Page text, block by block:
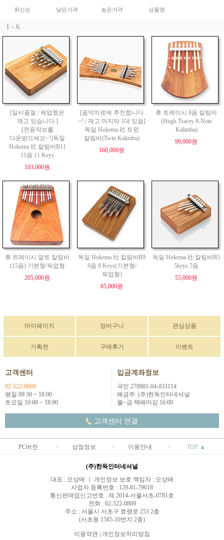
최신순 낮은가격 높은가격 상품명
1 - 6
[일시품절 / 픽업형은
재고 있습니다.]
[전용악보를
다운받으세요~!]독일
Hokema 社 칼림바B11
11음 11 Keys
103,000원
[음악치료에 추천합니다
~! / 재고 마지막 1대 있음]
독일 Hokema 社 트윈
칼림바(Twin Kalimba)
160,000원
휴 트레이시 8음 칼림바
(Hugh Tracey 8-Note
Kalimba)
99,000원
휴 트레이시 알토 칼림바
(15음) 기본형/픽업형
205,000원
독일 Hokema 社 칼림바B9
9음 9 Keys(기본형/
픽업형)
85,000원
독일 Hokema 社 칼림바B5
5keys 5음
55,000원
마이페이지 장바구니 관심상품
기획전 구매후기 이벤트
고객센터
02-522-0869
평일 09:30 ~ 18:00
토요일 10:00 ~ 18:00
입금계좌정보
국민 270901-04-033114
예금주: (주)한독인터네셔널
월~금 택배마감 16:00
고객센터 연결
PC버전 상점정보 이용안내 TOP ▲
(주)한독인터네셔널
대표 : 오상배 ㅣ 개인정보 보호 책임자 : 오상배
사업자 등록번호 : 129-81-79618
통신판매업신고번호 : 제 2014-서울서초-0781호
전화 : 02-522-0869
주소 : 서울시 서초구 효령로 253 2층
(서초동 1585-10번지 2층)
이용약관 개인정보처리방침